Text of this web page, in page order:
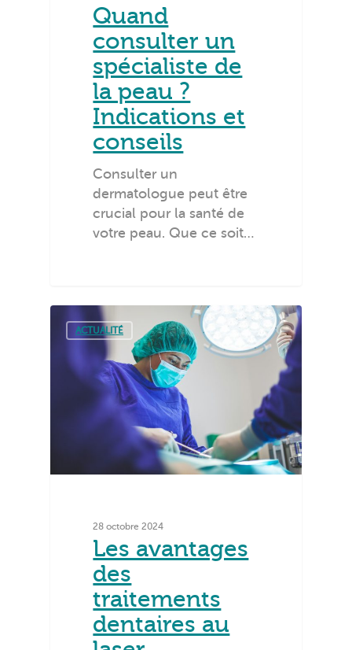
Quand
consulter un
spécialiste de
la peau ?
Indications et
conseils
Consulter un
dermatologue peut être
crucial pour la santé de
votre peau. Que ce soit…
ACTUALITÉ
28 octobre 2024
Les avantages
des
traitements
dentaires au